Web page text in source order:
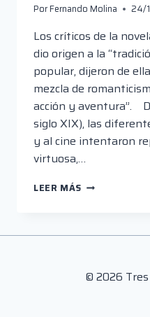
PorFernando Molina 24/
Los críticos de la
dio origen a la
popular, dijeron de
mezcla de
acción y aventura”.
siglo XIX), las
y al cine intentaron
virtuosa,…
LEER MÁS CRÍTICA
“BEN
© 2026